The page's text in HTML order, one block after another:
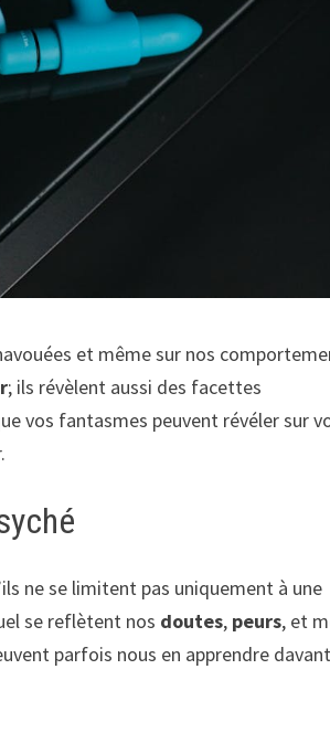
et même sur nos
; ils révèlent aussi des facettes
vos fantasmes peuvent révéler sur
ne se limitent pas uniquement à une
se reflètent nos doutes, peurs, et
parfois nous en apprendre